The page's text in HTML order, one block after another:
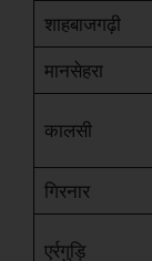
शाहबाजगढ़ी
मानसेहरा
कालसी
गिरनार
एर्रगुड़ि